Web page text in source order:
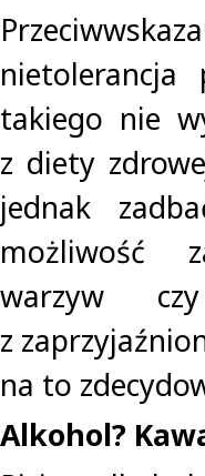
nietolerancja
takiego nie
z diety
jednak
możliwość
warzyw
z
na to
Alkohol?